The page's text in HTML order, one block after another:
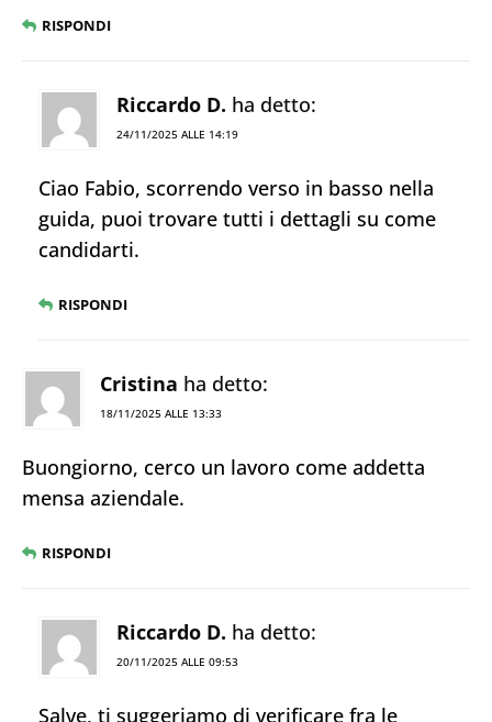
RISPONDI
Riccardo D. ha detto:
24/11/2025 ALLE 14:19
Ciao Fabio, scorrendo verso in basso nella
guida, puoi trovare tutti i dettagli su come
candidarti.
RISPONDI
Cristina ha detto:
18/11/2025 ALLE 13:33
Buongiorno, cerco un lavoro come addetta
mensa aziendale.
RISPONDI
Riccardo D. ha detto:
20/11/2025 ALLE 09:53
Salve, ti suggeriamo di verificare fra le